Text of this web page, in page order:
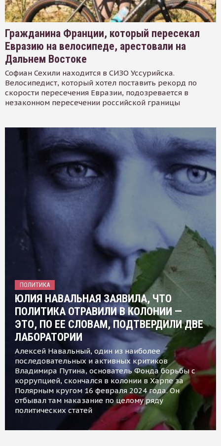
Гражданина Франции, который пересекал
Евразию на велосипеде, арестовали на
Дальнем Востоке
Софиан Сехили находится в СИЗО Уссурийска.
Велосипедист, который хотел поставить рекорд по
скорости пересечения Евразии, подозревается в
незаконном пересечении российской границы
ПОЛИТИКА
ЮЛИЯ НАВАЛЬНАЯ ЗАЯВИЛА, ЧТО
ПОЛИТИКА ОТРАВИЛИ В КОЛОНИИ —
ЭТО, ПО ЕЕ СЛОВАМ, ПОДТВЕРДИЛИ ДВЕ
ЛАБОРАТОРИИ
Алексей Навальный, один из наиболее
последовательных и активных критиков
Владимира Путина, основатель Фонда борьбы с
коррупцией, скончался в колонии в Харпе за
Полярным кругом 16 февраля 2024 года. Он
отбывал там наказание по целому ряду
политических статей